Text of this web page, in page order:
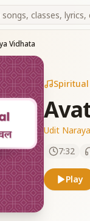
Vidhata
Udit
7:32
Play